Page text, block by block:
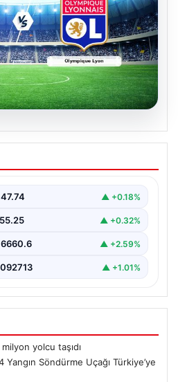
– Olympique Lyon
Önemli Anları
47.74 ▲ +0.18%
55.25 ▲ +0.32%
6660.6 ▲ +2.59%
▲ +1.01%
yolcu taşıdı
Yangın Söndürme Uçağı Türkiye’ye